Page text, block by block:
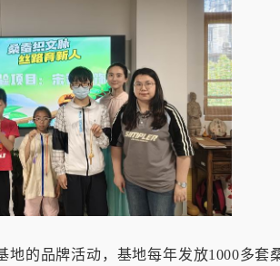
地的品牌活动，基地每年发放1000多